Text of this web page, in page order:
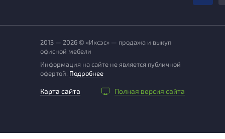
2013 — 2026 © «Иксэс» — продажа и выкуп
офисной мебели
Информация на сайте не является публичной
офертой. Подробнее
Карта сайта Полная версия сайта